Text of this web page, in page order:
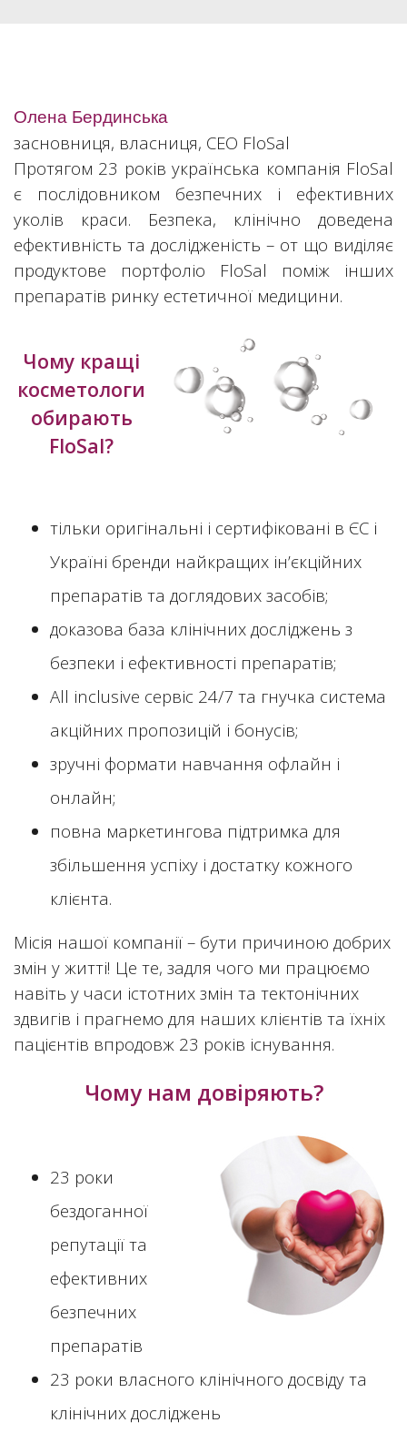
Олена Бердинська
засновниця, власниця, СЕО FloSal
Протягом 23 років українська компанія FloSal
є послідовником безпечних і ефективних
уколів краси. Безпека, клінічно доведена
ефективність та дослідженість – от що виділяє
продуктове портфоліо FloSal поміж інших
препаратів ринку естетичної медицини.
Чому кращі
косметологи
обирають
FloSal?
тільки оригінальні і сертифіковані в ЄС і
Україні бренди найкращих ін’єкційних
препаратів та доглядових засобів;
доказова база клінічних досліджень з
безпеки і ефективності препаратів;
All inclusive сервіс 24/7 та гнучка система
акційних пропозицій і бонусів;
зручні формати навчання офлайн і
онлайн;
повна маркетингова підтримка для
збільшення успіху і достатку кожного
клієнта.
Місія нашої компанії – бути причиною добрих
змін у житті! Це те, задля чого ми працюємо
навіть у часи істотних змін та тектонічних
здвигів і прагнемо для наших клієнтів та їхніх
пацієнтів впродовж 23 років існування.
Чому нам довіряють?
23 роки
бездоганної
репутації та
ефективних
безпечних
препаратів
23 роки власного клінічного досвіду та
клінічних досліджень